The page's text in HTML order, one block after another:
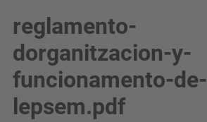
reglamento-
dorganitzacion-y-
funcionamento-de-
lepsem.pdf